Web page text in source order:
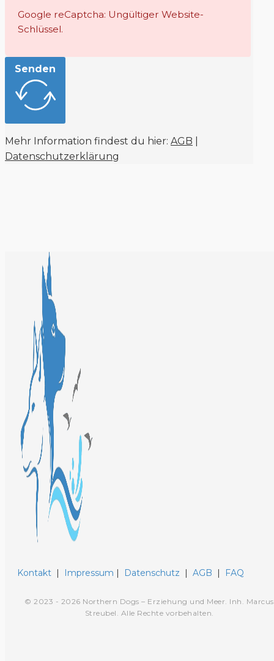
Google reCaptcha: Ungültiger Website-
Schlüssel.
Senden
Mehr Information findest du hier: AGB
Datenschutzerklärung
Kontakt | Impressum | Datenschutz | AGB | FAQ
© 2023 - 2026 Northern Dogs – Erziehung und Meer. Inh. Marcus
Streubel. Alle Rechte vorbehalten.